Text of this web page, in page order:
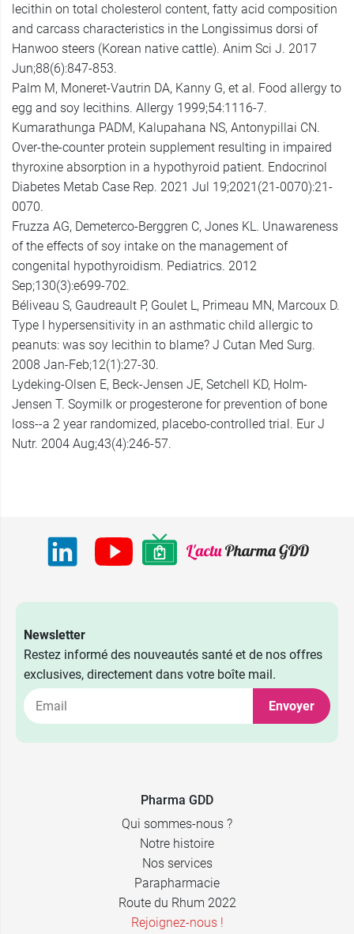
lecithin on total cholesterol content, fatty acid composition
and carcass characteristics in the Longissimus dorsi of
Hanwoo steers (Korean native cattle). Anim Sci J. 2017
Jun;88(6):847-853.
Palm M, Moneret-Vautrin DA, Kanny G, et al. Food allergy to
egg and soy lecithins. Allergy 1999;54:1116-7.
Kumarathunga PADM, Kalupahana NS, Antonypillai CN.
Over-the-counter protein supplement resulting in impaired
thyroxine absorption in a hypothyroid patient. Endocrinol
Diabetes Metab Case Rep. 2021 Jul 19;2021(21-0070):21-
0070.
Fruzza AG, Demeterco-Berggren C, Jones KL. Unawareness
of the effects of soy intake on the management of
congenital hypothyroidism. Pediatrics. 2012
Sep;130(3):e699-702.
Béliveau S, Gaudreault P, Goulet L, Primeau MN, Marcoux D.
Type I hypersensitivity in an asthmatic child allergic to
peanuts: was soy lecithin to blame? J Cutan Med Surg.
2008 Jan-Feb;12(1):27-30.
Lydeking-Olsen E, Beck-Jensen JE, Setchell KD, Holm-
Jensen T. Soymilk or progesterone for prevention of bone
loss--a 2 year randomized, placebo-controlled trial. Eur J
Nutr. 2004 Aug;43(4):246-57.
Newsletter
Restez informé des nouveautés santé et de nos offres
exclusives, directement dans votre boîte mail.
Envoyer
Pharma GDD
Qui sommes-nous ?
Notre histoire
Nos services
Parapharmacie
Route du Rhum 2022
Rejoignez-nous !